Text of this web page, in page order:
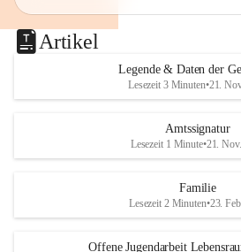
Artikel
Legende & Daten der
Lesezeit 3 Minuten•21.
Amtssignatur
Lesezeit 1 Minute•21.
Familie
Lesezeit 2 Minuten•23.
Offene Jugendarbeit